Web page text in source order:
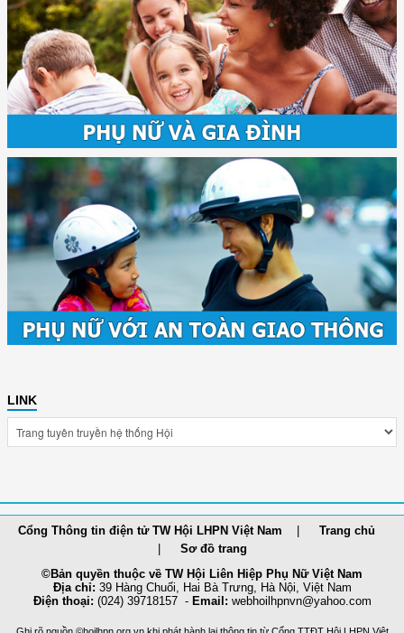
LINK
Cổng Thông tin điện tử TW Hội LHPN Việt Nam
Trang chủ
Sơ đồ trang
©Bản quyền thuộc về TW Hội Liên Hiệp Phụ Nữ Việt Nam
Địa chỉ: 39 Hàng Chuối, Hai Bà Trưng, Hà Nội, Việt Nam
Điện thoại: (024) 39718157 - Email: webhoilhpnvn@yahoo.com